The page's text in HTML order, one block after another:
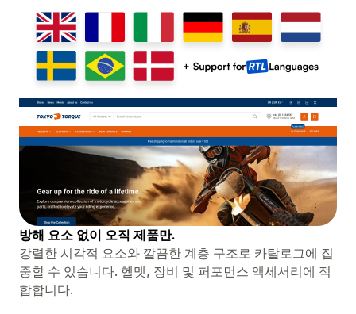
방해 요소 없이 오직 제품만.
강렬한 시각적 요소와 깔끔한 계층 구조로 카탈로그에 집
중할 수 있습니다. 헬멧, 장비 및 퍼포먼스 액세서리에 적
합합니다.